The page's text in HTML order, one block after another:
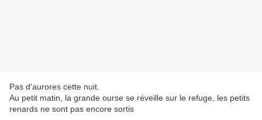
Pas d'aurores cette nuit.
Au petit matin, la grande ourse se réveille sur le refuge, les petits
renards ne sont pas encore sortis